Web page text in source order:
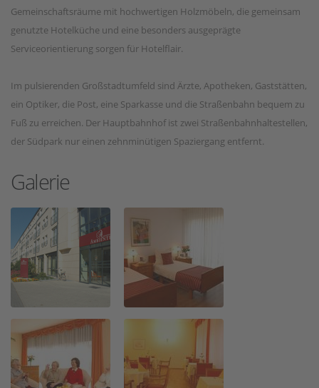
Gemeinschaftsräume mit hochwertigen Holzmöbeln, die gemeinsam
genutzte Hotelküche und eine besonders ausgeprägte
Serviceorientierung sorgen für Hotelflair.
Im pulsierenden Großstadtumfeld sind Ärzte, Apotheken, Gaststätten,
ein Optiker, die Post, eine Sparkasse und die Straßenbahn bequem zu
Fuß zu erreichen. Der Hauptbahnhof ist zwei Straßenbahnhaltestellen,
der Südpark nur einen zehnminütigen Spaziergang entfernt.
Galerie